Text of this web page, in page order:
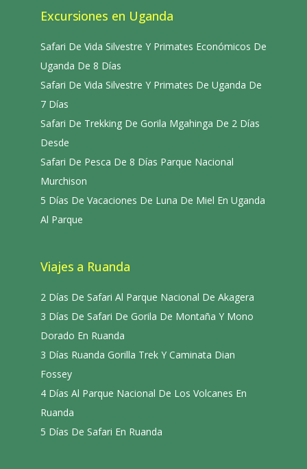
Excursiones en Uganda
Safari De Vida Silvestre Y Primates Económicos De
Uganda De 8 Días
Safari De Vida Silvestre Y Primates De Uganda De
7 Días
Safari De Trekking De Gorila Mgahinga De 2 Días
Desde
Safari De Pesca De 8 Días Parque Nacional
Murchison
5 Días De Vacaciones De Luna De Miel En Uganda
Al Parque
Viajes a Ruanda
2 Días De Safari Al Parque Nacional De Akagera
3 Días De Safari De Gorila De Montaña Y Mono
Dorado En Ruanda
3 Días Ruanda Gorilla Trek Y Caminata Dian
Fossey
4 Días Al Parque Nacional De Los Volcanes En
Ruanda
5 Días De Safari En Ruanda